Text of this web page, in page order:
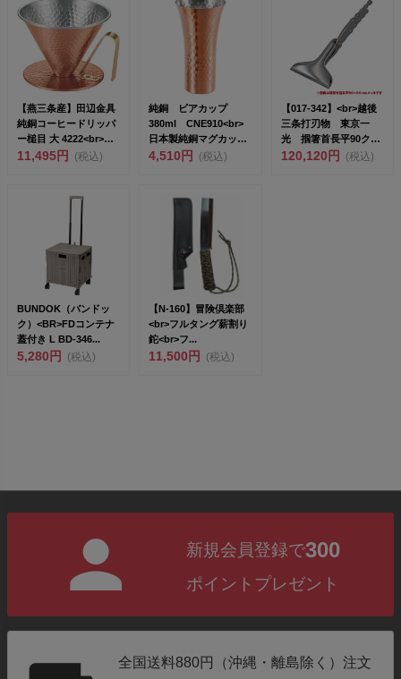
【燕三条産】田辺金具
純銅コーヒードリッパ
ー槌目 大 4222<br>
雑...
11,495円 (税込)
純銅 ビアカップ
380ml CNE910<br>
日本製純銅マグカッ
プ/...
4,510円 (税込)
【017-342】<br>越後
三条打刃物 東京一
光 掴箸首長平90クロ
ー...
120,120円 (税込)
BUNDOK（バンドッ
ク）<BR>FDコンテナ
蓋付き L BD-346...
5,280円 (税込)
【N-160】冒険倶楽部
<br>フルタング薪割り
鉈<br>フ...
11,500円 (税込)
新規会員登録で300
ポイントプレゼント
全国送料880円（沖縄・離島除く）注文